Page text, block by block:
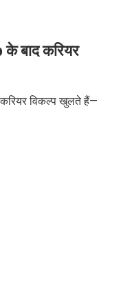
बाद करियर
करियर विकल्प खुलते हैं—